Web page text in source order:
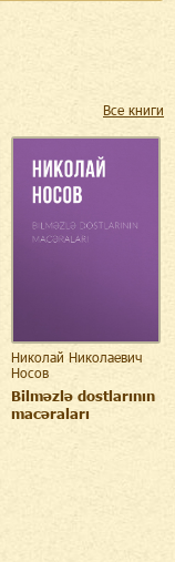
Все книги
Николай Николаевич
Носов
Bilməzlə dostlarının
macəraları